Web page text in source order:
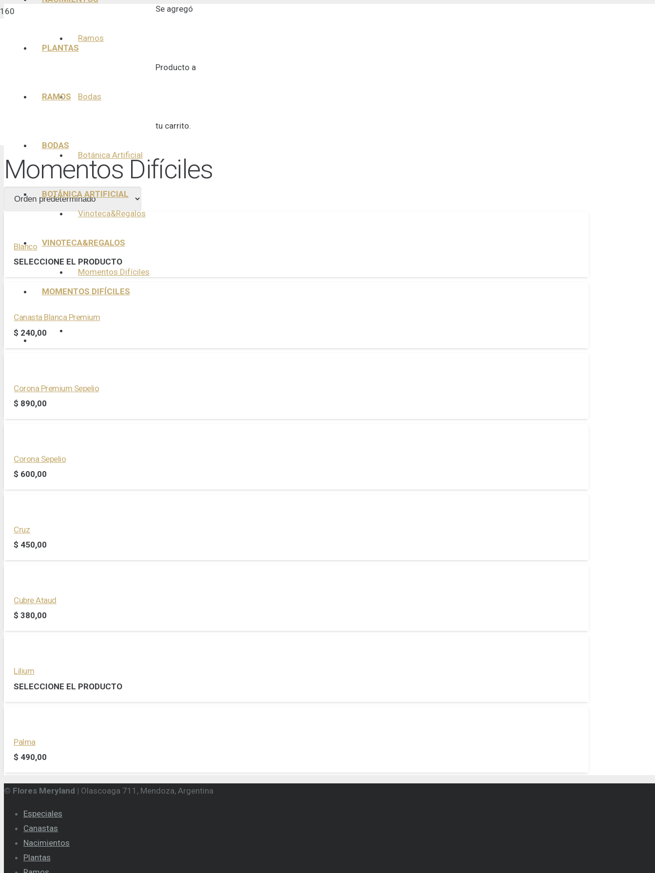
Ramos
Bodas
Botánica Artificial
Vinoteca&Regalos
Momentos Difíciles
Se agregó
Producto a
tu carrito.
PLANTAS
RAMOS
BODAS
BOTÁNICA ARTIFICIAL
VINOTECA&REGALOS
MOMENTOS DIFÍCILES
Momentos Difíciles
Blanco
SELECCIONE EL PRODUCTO
Canasta Blanca Premium
$ 240,00
Corona Premium Sepelio
$ 890,00
Corona Sepelio
$ 600,00
Cruz
$ 450,00
Cubre Ataud
$ 380,00
Lilium
SELECCIONE EL PRODUCTO
Palma
$ 490,00
© Flores Meryland | Olascoaga 711, Mendoza, Argentina
Especiales
Canastas
Nacimientos
Plantas